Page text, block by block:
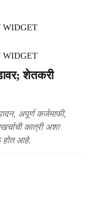
WIDGET
WIDGET
शेतकरी
अपूर्ण कर्जमाफी,
कात्री अशा
होत आहे.